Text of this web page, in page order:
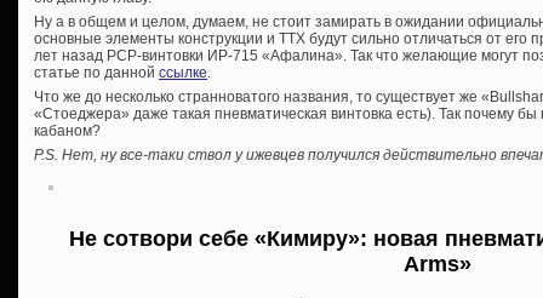
Ну а в общем и целом, думаем, не стоит замирать в ожидании
основные элементы конструкции и ТТХ будут сильно отличаться от
лет назад PCP-винтовки ИР-715 «Афалина». Так что желающие могут
статье по данной ссылке.
Что же до несколько странноватого названия, то существует же
«Стоеджера» даже такая пневматическая винтовка есть). Так почему
кабаном?
P.S. Нет, ну все-таки ствол у ижевцев получился действительно
Не сотвори себе «Кимиру»: новая
Arms»